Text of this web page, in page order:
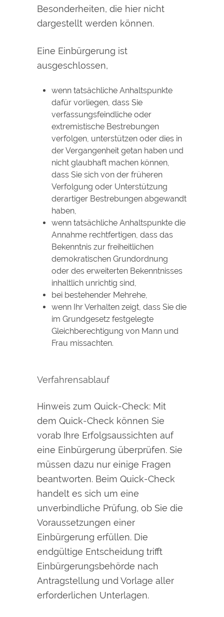
Besonderheiten, die hier nicht
dargestellt werden können.
Eine Einbürgerung ist
ausgeschlossen,
wenn tatsächliche Anhaltspunkte
dafür vorliegen, dass Sie
verfassungsfeindliche oder
extremistische Bestrebungen
verfolgen, unterstützen oder dies in
der Vergangenheit getan haben und
nicht glaubhaft machen können,
dass Sie sich von der früheren
Verfolgung oder Unterstützung
derartiger Bestrebungen abgewandt
haben,
wenn tatsächliche Anhaltspunkte die
Annahme rechtfertigen, dass das
Bekenntnis zur freiheitlichen
demokratischen Grundordnung
oder des erweiterten Bekenntnisses
inhaltlich unrichtig sind,
bei bestehender Mehrehe,
wenn Ihr Verhalten zeigt, dass Sie die
im Grundgesetz festgelegte
Gleichberechtigung von Mann und
Frau missachten.
Verfahrensablauf
Hinweis zum Quick-Check: Mit
dem Quick-Check können Sie
vorab Ihre Erfolgsaussichten auf
eine Einbürgerung überprüfen. Sie
müssen dazu nur einige Fragen
beantworten. Beim Quick-Check
handelt es sich um eine
unverbindliche Prüfung, ob Sie die
Voraussetzungen einer
Einbürgerung erfüllen. Die
endgültige Entscheidung trifft
Einbürgerungsbehörde nach
Antragstellung und Vorlage aller
erforderlichen Unterlagen.